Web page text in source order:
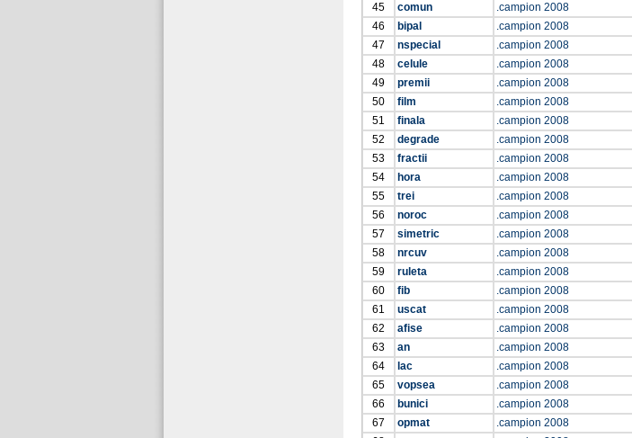
45
comun .campion 2008
46
bipal .campion 2008
47
nspecial .campion 2008
48
celule .campion 2008
49
premii .campion 2008
50
film .campion 2008
51
finala .campion 2008
52
degrade .campion 2008
53
fractii .campion 2008
54
hora .campion 2008
55
trei .campion 2008
56
noroc .campion 2008
57
simetric .campion 2008
58
nrcuv .campion 2008
59
ruleta .campion 2008
60
fib .campion 2008
61
uscat .campion 2008
62
afise .campion 2008
63
an .campion 2008
64
lac .campion 2008
65
vopsea .campion 2008
66
bunici .campion 2008
67
opmat .campion 2008